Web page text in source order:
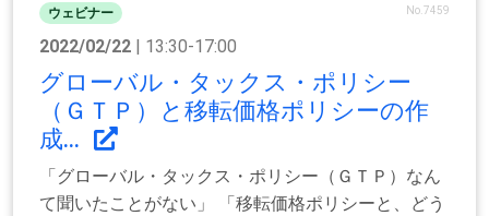
ウェビナー No.7459
2022/02/22 | 13:30-17:00
グローバル・タックス・ポリシー
（ＧＴＰ）と移転価格ポリシーの作
成...
「グローバル・タックス・ポリシー（ＧＴＰ）なん
て聞いたことがない」 「移転価格ポリシーと、どう